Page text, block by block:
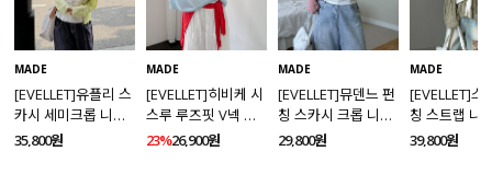
MADE
[EVELLET]유플리 스
카시 세미크롭 니트
가디건
35,800원
MADE
[EVELLET]히비케 시
스루 루즈핏 V넥 니
트
23%26,900원
MADE
[EVELLET]뮤덴느 펀
칭 스카시 크롭 니트
가디건
29,800원
MADE
[EVELLET]스
칭 스트랩 니
39,800원